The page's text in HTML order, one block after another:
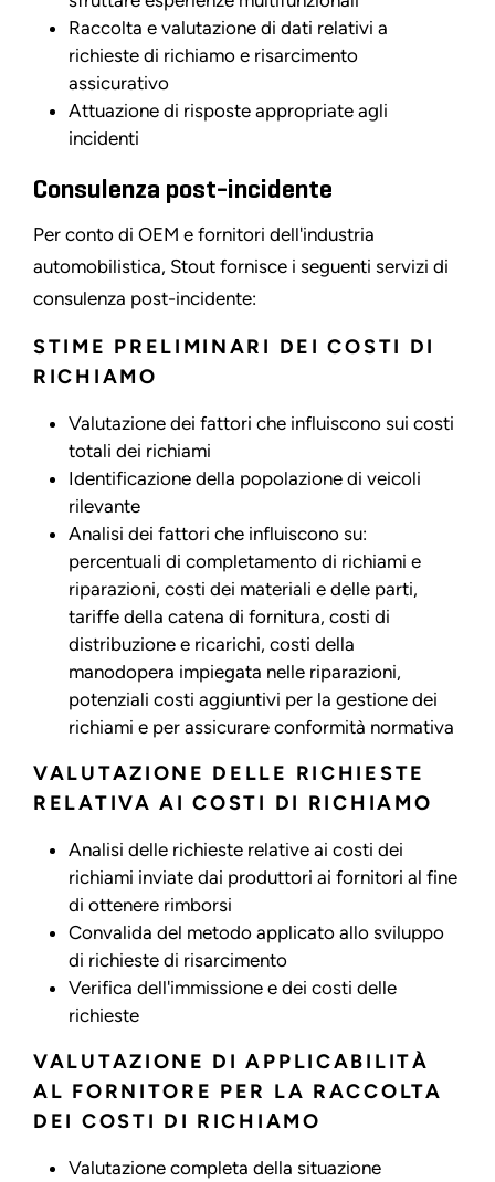
Raccolta e valutazione di dati relativi a
richieste di richiamo e risarcimento
assicurativo
Attuazione di risposte appropriate agli
incidenti
Consulenza post-incidente
Per conto di OEM e fornitori dell'industria
automobilistica, Stout fornisce i seguenti servizi di
consulenza post-incidente:
STIME PRELIMINARI DEI COSTI DI
RICHIAMO
Valutazione dei fattori che influiscono sui costi
totali dei richiami
Identificazione della popolazione di veicoli
rilevante
Analisi dei fattori che influiscono su:
percentuali di completamento di richiami e
riparazioni, costi dei materiali e delle parti,
tariffe della catena di fornitura, costi di
distribuzione e ricarichi, costi della
manodopera impiegata nelle riparazioni,
potenziali costi aggiuntivi per la gestione dei
richiami e per assicurare conformità normativa
VALUTAZIONE DELLE RICHIESTE
RELATIVA AI COSTI DI RICHIAMO
Analisi delle richieste relative ai costi dei
richiami inviate dai produttori ai fornitori al fine
di ottenere rimborsi
Convalida del metodo applicato allo sviluppo
di richieste di risarcimento
Verifica dell'immissione e dei costi delle
richieste
VALUTAZIONE DI APPLICABILITÀ
AL FORNITORE PER LA RACCOLTA
DEI COSTI DI RICHIAMO
Valutazione completa della situazione